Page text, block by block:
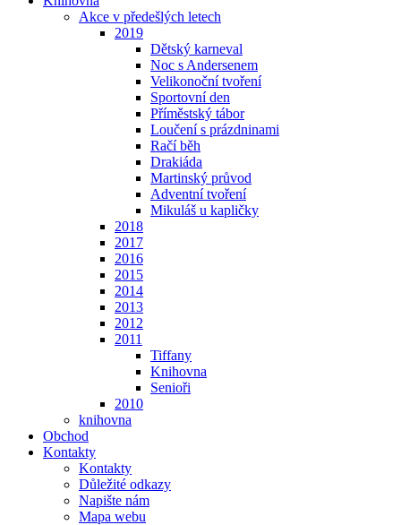
Akce v předešlých letech
2019
Dětský karneval
Noc s Andersenem
Velikonoční tvoření
Sportovní den
Příměstský tábor
Loučení s prázdninami
Račí běh
Drakiáda
Martinský průvod
Adventní tvoření
Mikuláš u kapličky
2018
2017
2016
2015
2014
2013
2012
2011
Tiffany
Knihovna
Senioři
2010
knihovna
Obchod
Kontakty
Kontakty
Důležité odkazy
Napište nám
Mapa webu